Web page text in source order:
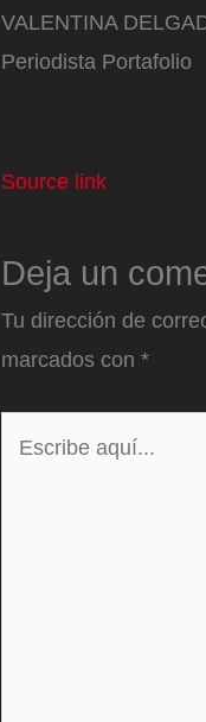
VALENTINA
Periodista Portafolio
Source link
Deja un
Tu dirección de
marcados con *